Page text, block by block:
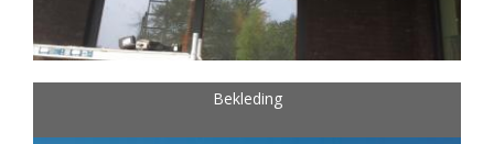
Bekleding